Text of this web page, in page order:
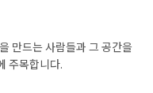
만드는 사람들과 그 공간을
주목합니다.